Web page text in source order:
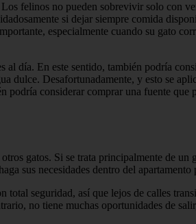
felinos no pueden sobrevivir solo con
si dejar siempre comida
especialmente cuando su gato
día. En este sentido, también podría
dulce. Desafortunadamente, y esto se
considerar comprar una fuente
gatos. Si se trata principalmente de
sus necesidades dentro del
seguridad, así que lejos de calles
no tiene muchas oportunidades de